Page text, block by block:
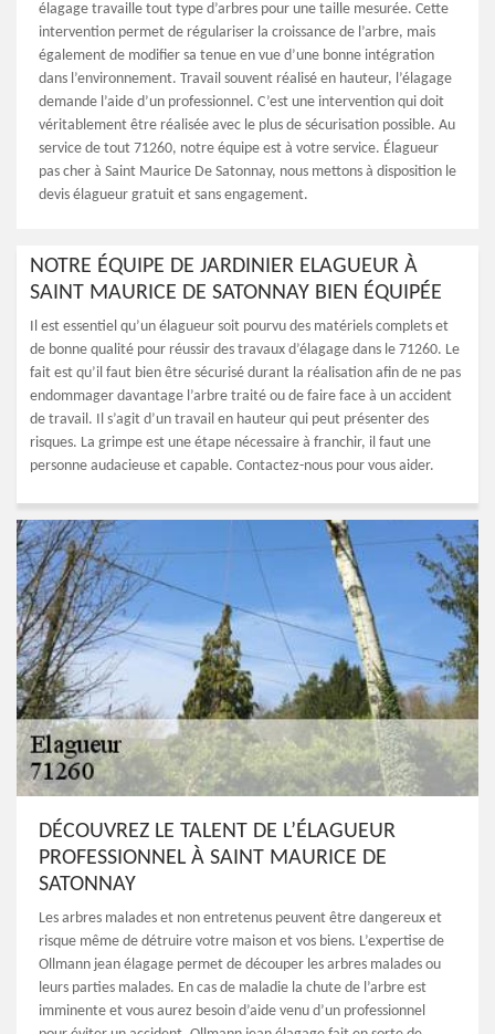
élagage travaille tout type d’arbres pour une taille mesurée. Cette
intervention permet de régulariser la croissance de l’arbre, mais
également de modifier sa tenue en vue d’une bonne intégration
dans l’environnement. Travail souvent réalisé en hauteur, l’élagage
demande l’aide d’un professionnel. C’est une intervention qui doit
véritablement être réalisée avec le plus de sécurisation possible. Au
service de tout 71260, notre équipe est à votre service. Élagueur
pas cher à Saint Maurice De Satonnay, nous mettons à disposition le
devis élagueur gratuit et sans engagement.
NOTRE ÉQUIPE DE JARDINIER ELAGUEUR À
SAINT MAURICE DE SATONNAY BIEN ÉQUIPÉE
Il est essentiel qu’un élagueur soit pourvu des matériels complets et
de bonne qualité pour réussir des travaux d’élagage dans le 71260. Le
fait est qu’il faut bien être sécurisé durant la réalisation afin de ne pas
endommager davantage l’arbre traité ou de faire face à un accident
de travail. Il s’agit d’un travail en hauteur qui peut présenter des
risques. La grimpe est une étape nécessaire à franchir, il faut une
personne audacieuse et capable. Contactez-nous pour vous aider.
DÉCOUVREZ LE TALENT DE L’ÉLAGUEUR
PROFESSIONNEL À SAINT MAURICE DE
SATONNAY
Les arbres malades et non entretenus peuvent être dangereux et
risque même de détruire votre maison et vos biens. L’expertise de
Ollmann jean élagage permet de découper les arbres malades ou
leurs parties malades. En cas de maladie la chute de l’arbre est
imminente et vous aurez besoin d’aide venu d’un professionnel